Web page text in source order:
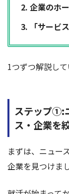
企業のホ
「サービ
1つずつ解説して
ステップ①:
ス・企業を
まずは、ニュー
企業を見つけま